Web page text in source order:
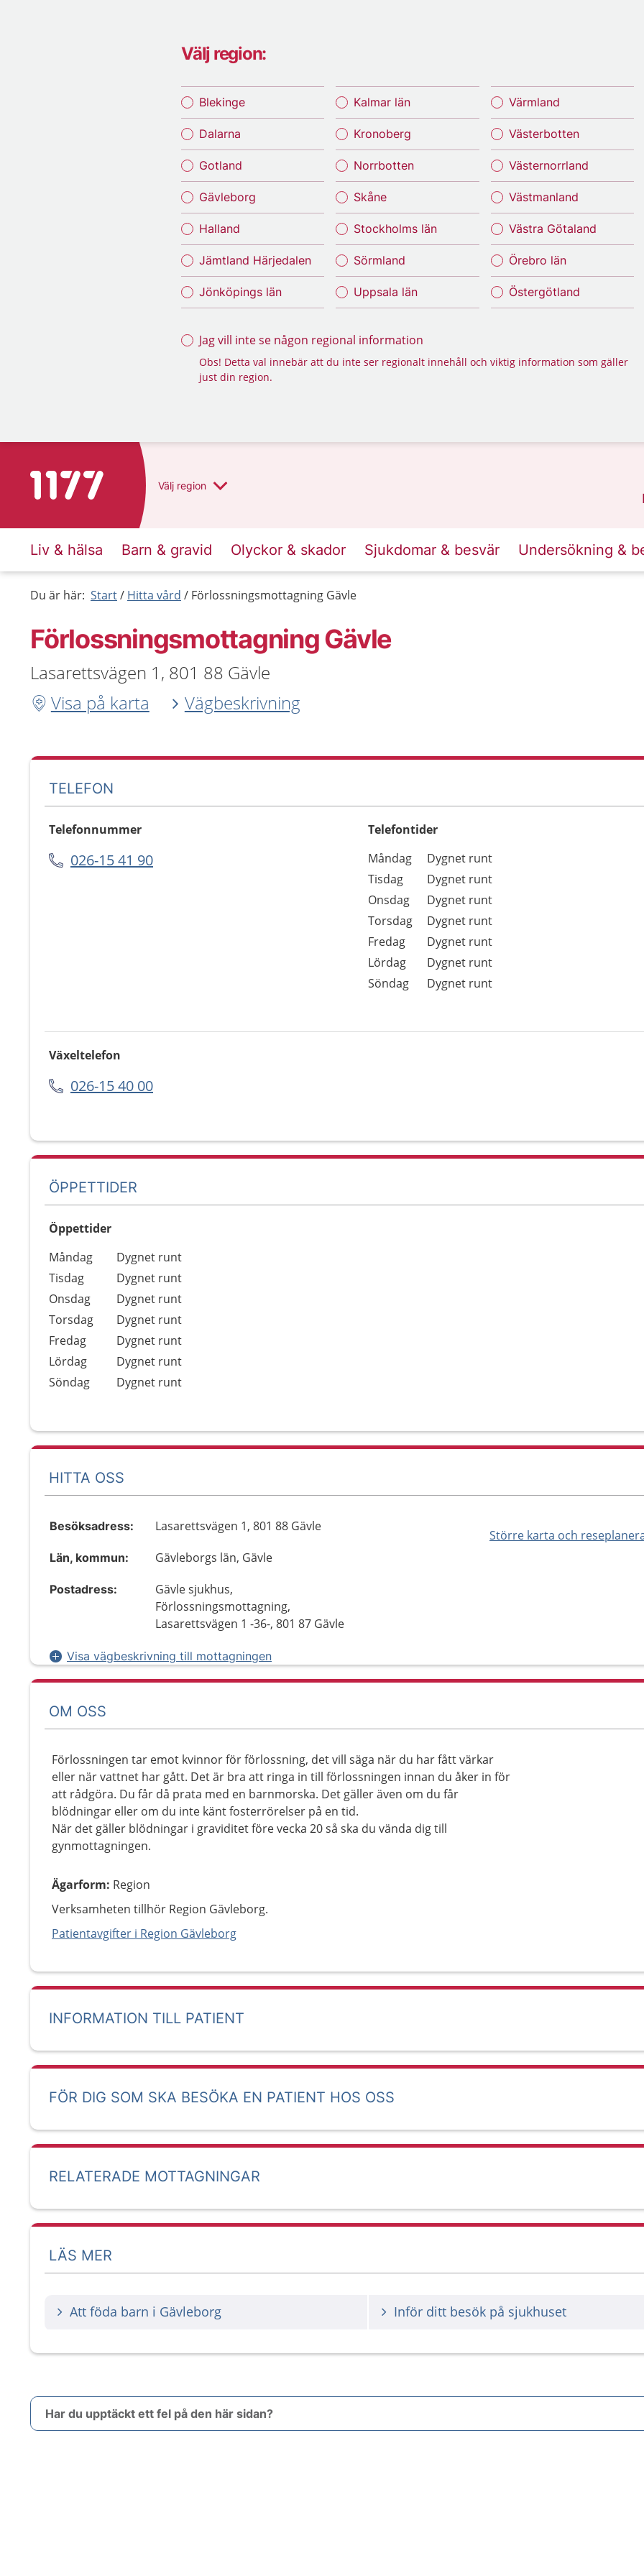
Välj region:
Blekinge
Dalarna
Gotland
Gävleborg
Halland
Jämtland Härjedalen
Jönköpings län
Kalmar län
Kronoberg
Norrbotten
Skåne
Stockholms län
Sörmland
Uppsala län
Värmland
Västerbotten
Västernorrland
Västmanland
Västra Götaland
Örebro län
Östergötland
Jag vill inte se någon regional information
Obs! Detta val innebär att du inte ser regionalt innehåll och viktig information som gäller
just din region.
Till startsidan för 1177 Välj region
Liv & hälsa Barn & gravid Olyckor & skador Sjukdomar & besvär Undersökning &
Du är här: Start Hitta vård Förlossningsmottagning Gävle
Förlossningsmottagning Gävle
Lasarettsvägen 1, 801 88 Gävle
Visa på karta
Vägbeskrivning
TELEFON
Telefonnummer
026-15 41 90
Telefontider
Dag
Öppettider
Kommentarer
Måndag
Dygnet runt
Tisdag
Dygnet runt
Onsdag
Dygnet runt
Torsdag
Dygnet runt
Fredag
Dygnet runt
Lördag
Dygnet runt
Söndag
Dygnet runt
Växeltelefon
026-15 40 00
ÖPPETTIDER
Öppettider
Dag
Öppettider
Kommentarer
Måndag
Dygnet runt
Tisdag
Dygnet runt
Onsdag
Dygnet runt
Torsdag
Dygnet runt
Fredag
Dygnet runt
Lördag
Dygnet runt
Söndag
Dygnet runt
HITTA OSS
Större karta och
Besöksadress: Lasarettsvägen 1, 801 88 Gävle
Län, kommun: Gävleborgs län, Gävle
Postadress:
Gävle sjukhus,
Förlossningsmottagning,
Lasarettsvägen 1 -36-, 801 87 Gävle
Visa vägbeskrivning till mottagningen
OM OSS
Förlossningen tar emot kvinnor för förlossning, det vill säga när du har fått värkar
eller när vattnet har gått. Det är bra att ringa in till förlossningen innan du åker in för
att rådgöra. Du får då prata med en barnmorska. Det gäller även om du får
blödningar eller om du inte känt fosterrörelser på en tid.
När det gäller blödningar i graviditet före vecka 20 så ska du vända dig till
gynmottagningen.
Ägarform: Region
Verksamheten tillhör Region Gävleborg.
Patientavgifter i Region Gävleborg
INFORMATION TILL PATIENT
FÖR DIG SOM SKA BESÖKA EN PATIENT HOS OSS
RELATERADE MOTTAGNINGAR
LÄS MER
Att föda barn i Gävleborg Inför ditt besök på sjukhuset
Har du upptäckt ett fel på den här sidan?